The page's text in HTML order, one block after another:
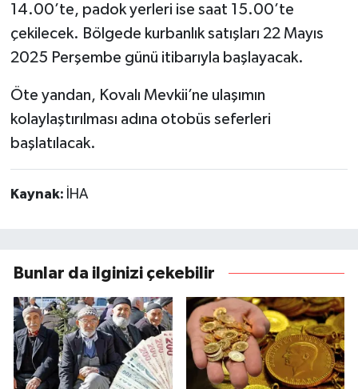
14.00’te, padok yerleri ise saat 15.00’te
çekilecek. Bölgede kurbanlık satışları 22 Mayıs
2025 Perşembe günü itibarıyla başlayacak.
Öte yandan, Kovalı Mevkii’ne ulaşımın
kolaylaştırılması adına otobüs seferleri
başlatılacak.
Kaynak: İHA
Bunlar da ilginizi çekebilir